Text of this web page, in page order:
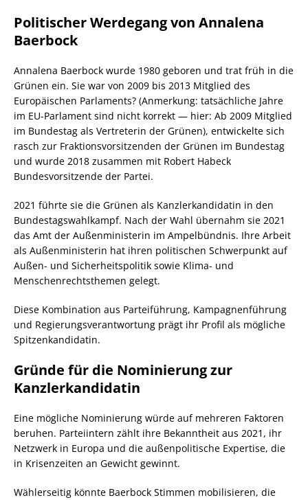
Politischer Werdegang von Annalena
Baerbock
Annalena Baerbock wurde 1980 geboren und trat früh in die
Grünen ein. Sie war von 2009 bis 2013 Mitglied des
Europäischen Parlaments? (Anmerkung: tatsächliche Jahre
im EU-Parlament sind nicht korrekt — hier: Ab 2009 Mitglied
im Bundestag als Vertreterin der Grünen), entwickelte sich
rasch zur Fraktionsvorsitzenden der Grünen im Bundestag
und wurde 2018 zusammen mit Robert Habeck
Bundesvorsitzende der Partei.
2021 führte sie die Grünen als Kanzlerkandidatin in den
Bundestagswahlkampf. Nach der Wahl übernahm sie 2021
das Amt der Außenministerin im Ampelbündnis. Ihre Arbeit
als Außenministerin hat ihren politischen Schwerpunkt auf
Außen- und Sicherheitspolitik sowie Klima- und
Menschenrechtsthemen gelegt.
Diese Kombination aus Parteiführung, Kampagnenführung
und Regierungsverantwortung prägt ihr Profil als mögliche
Spitzenkandidatin.
Gründe für die Nominierung zur
Kanzlerkandidatin
Eine mögliche Nominierung würde auf mehreren Faktoren
beruhen. Parteiintern zählt ihre Bekanntheit aus 2021, ihr
Netzwerk in Europa und die außenpolitische Expertise, die
in Krisenzeiten an Gewicht gewinnt.
Wählerseitig könnte Baerbock Stimmen mobilisieren, die